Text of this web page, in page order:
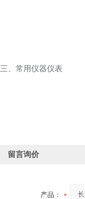
三、常用仪器仪表
留言询价
产品：